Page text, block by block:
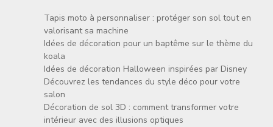
Tapis moto à personnaliser : protéger son sol tout en
valorisant sa machine
Idées de décoration pour un baptême sur le thème du
koala
Idées de décoration Halloween inspirées par Disney
Découvrez les tendances du style déco pour votre
salon
Décoration de sol 3D : comment transformer votre
intérieur avec des illusions optiques